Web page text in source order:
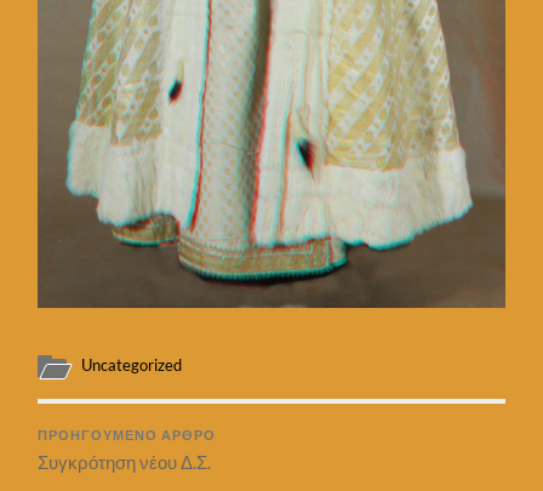
Uncategorized
ΠΡΟΗΓΟΎΜΕΝΟ ΆΡΘΡΟ
Συγκρότηση νέου Δ.Σ.